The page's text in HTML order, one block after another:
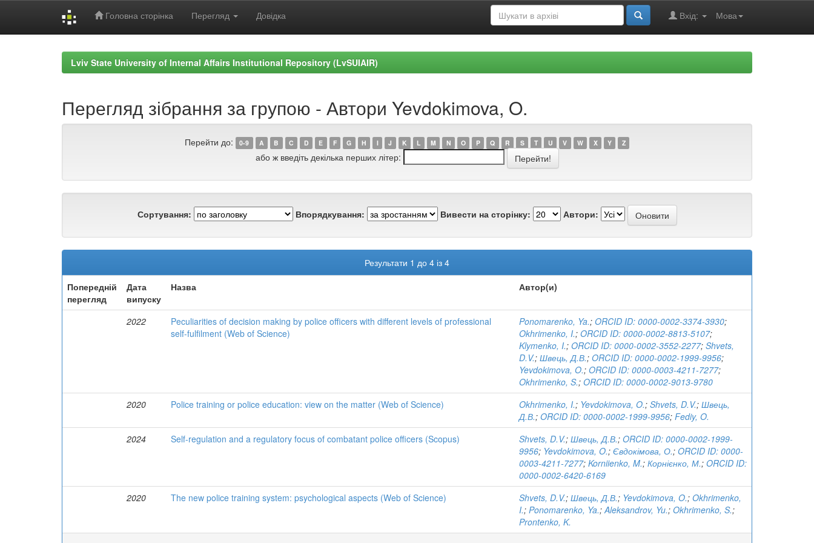
Головна сторінка Перегляд Довідка Мова
Вхід:
Lviv State University of Internal Affairs Institutional Repository (LvSUIAIR)
Перегляд зібрання за групою - Автори Yevdokimova, O.
Перейти до: 0-9 A B C D E F G H I J K L M N O P Q R S T U V W X Y Z
або ж введіть декілька перших літер:
Сортування: Впорядкування: Вивести на сторінку: Автори:
Результати 1 до 4 із 4
Попередній
перегляд
Дата
випуску
Назва Автор(и)
2022
Peculiarities of decision making by police officers with different levels of professional
self-fulfilment (Web of Science)
Ponomarenko, Ya.; ORCID ID: 0000-0002-3374-3930;
Okhrimenko, I.; ORCID ID: 0000-0002-8813-5107;
Klymenko, I.; ORCID ID: 0000-0002-3552-2277; Shvets,
D.V.; Швець, Д.В.; ORCID ID: 0000-0002-1999-9956;
Yevdokimova, O.; ORCID ID: 0000-0003-4211-7277;
Okhrimenko, S.; ORCID ID: 0000-0002-9013-9780
2020
Police training or police education: view on the matter (Web of Science) Okhrimenko, I.; Yevdokimova, O.; Shvets, D.V.; Швець,
Д.В.; ORCID ID: 0000-0002-1999-9956; Fediy, O.
2024
Self-regulation and a regulatory focus of combatant police officers (Scopus) Shvets, D.V.; Швець, Д.В.; ORCID ID: 0000-0002-1999-
9956; Yevdokimova, O.; Євдокімова, О.; ORCID ID: 0000-
0003-4211-7277; Korniienko, M.; Корнієнко, М.; ORCID ID:
0000-0002-6420-6169
2020
The new police training system: psychological aspects (Web of Science) Shvets, D.V.; Швець, Д.В.; Yevdokimova, O.; Okhrimenko,
I.; Ponomarenko, Ya.;Aleksandrov, Yu.; Okhrimenko, S.;
Prontenko, K.